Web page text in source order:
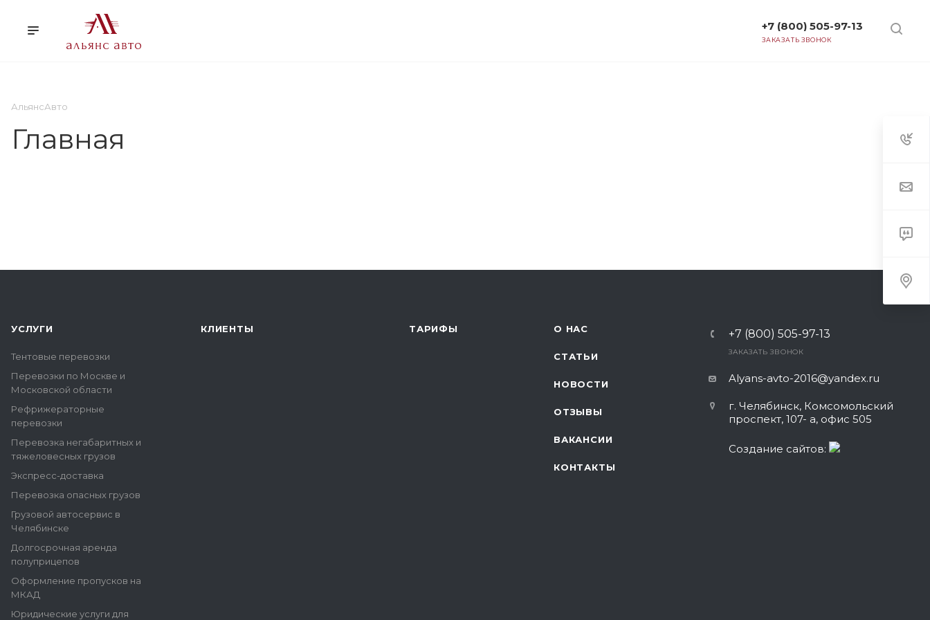
+7 (800) 505-97-13
ЗАКАЗАТЬ ЗВОНОК
АльянсАвто
Главная
УСЛУГИ
Тентовые перевозки
Перевозки по Москве и
Московской области
Рефрижераторные
перевозки
Перевозка негабаритных и
тяжеловесных грузов
Экспресс-доставка
Перевозка опасных грузов
Грузовой автосервис в
Челябинске
Долгосрочная аренда
полуприцепов
Оформление пропусков на
МКАД
Юридические услуги для
КЛИЕНТЫ ТАРИФЫ О НАС
СТАТЬИ
НОВОСТИ
ОТЗЫВЫ
ВАКАНСИИ
КОНТАКТЫ
+7 (800) 505-97-13
ЗАКАЗАТЬ ЗВОНОК
Alyans-avto-2016@yandex.ru
г. Челябинск, Комсомольский
проспект, 107- а, офис 505
Cоздание сайтов: